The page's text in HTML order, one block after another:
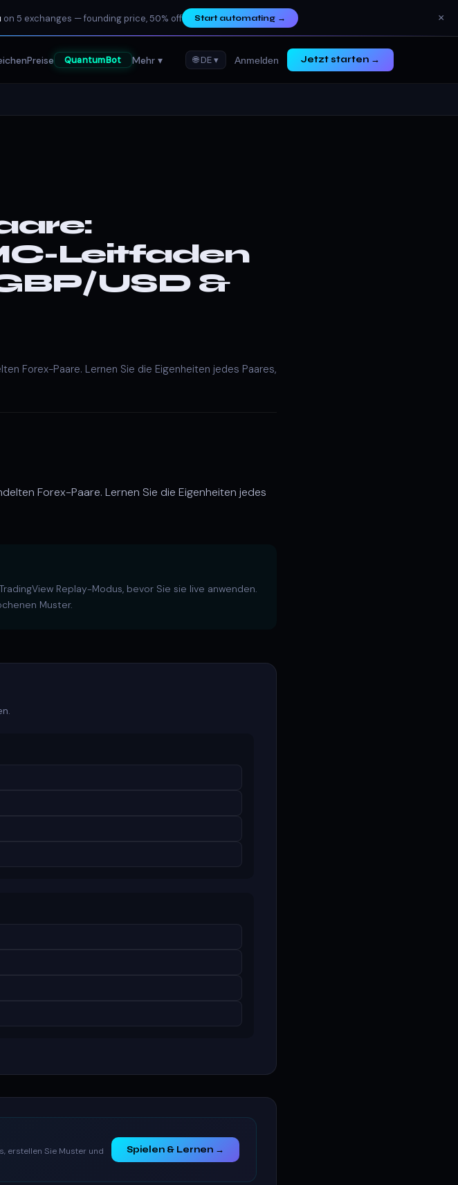
on 5 exchanges — founding price, 50% off Start automating→ ×
Preise QuantumBot Mehr ▾ 🌐 DE ▾ Anmelden Jetzt starten →
Leitfaden
USD &
Forex-Paare. Lernen Sie die Eigenheiten jedes Paares,
Forex-Paare. Lernen Sie die Eigenheiten jedes
Replay-Modus, bevor Sie sie live anwenden.
Muster.
erstellen Sie Muster und
Spielen & Lernen →